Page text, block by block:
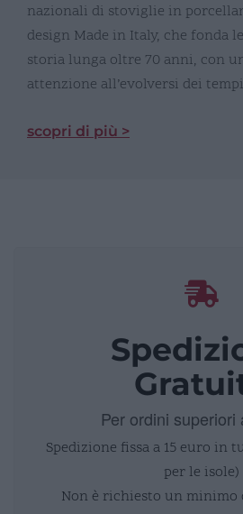
nazionali di stoviglie in
design Made in Italy, che fonda
storia lunga oltre 70 anni, con
attenzione all’evolversi dei
scopri di più >
Per ordini superiori
Spedizione fissa a 15 euro in
per le isole)
Non è richiesto un minimo